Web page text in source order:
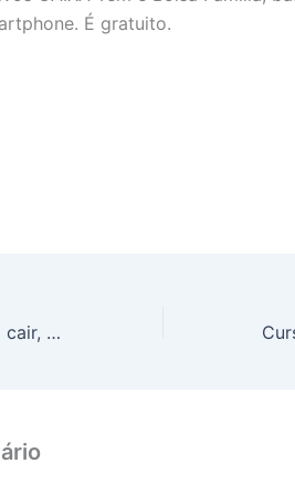
É gratuito.
Preço do boi gordo volta a cair, nesta quinta-feira (24)